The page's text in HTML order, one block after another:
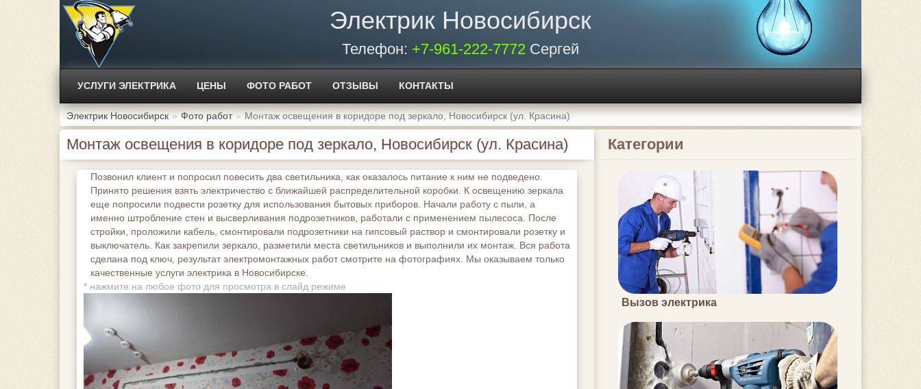
Электрик Новосибирск
Телефон: +7-961-222-7772 Сергей
УСЛУГИ ЭЛЕКТРИКА ЦЕНЫ ФОТО РАБОТ ОТЗЫВЫ КОНТАКТЫ
Электрик Новосибирск Фото работ Монтаж освещения в коридоре под зеркало, Новосибирск (ул. Красина)
Монтаж освещения в коридоре под зеркало, Новосибирск (ул. Красина)
Позвонил клиент и попросил повесить два светильника, как оказалось питание к ним не подведено.
Принято решения взять электричество с ближайшей распределительной коробки. К освещению зеркала
еще попросили подвести розетку для использования бытовых приборов. Начали работу с пыли, а
именно штробление стен и высверливания подрозетников, работали с применением пылесоса. После
стройки, проложили кабель, смонтировали подрозетники на гипсовый раствор и смонтировали розетку и
выключатель. Как закрепили зеркало, разметили места светильников и выполнили их монтаж. Вся работа
сделана под ключ, результат электромонтажных работ смотрите на фотографиях. Мы оказываем только
качественные услуги электрика в Новосибирске.
* нажмите на любое фото для просмотра в слайд режиме
Категории
Вызов электрика